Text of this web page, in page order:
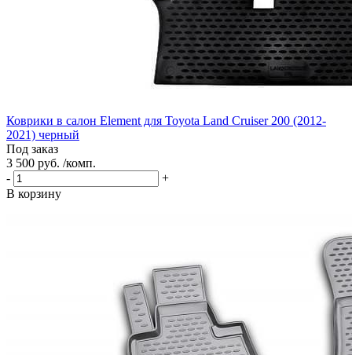
Коврики в салон Element для Toyota Land Cruiser 200 (2012-
2021) черный
Под заказ
3 500 руб. /комп.
-
+
В корзину